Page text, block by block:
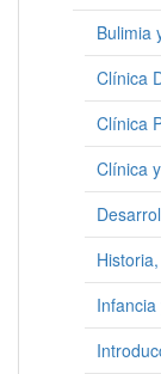
Bulimia
Clínica
Clínica
Clínica